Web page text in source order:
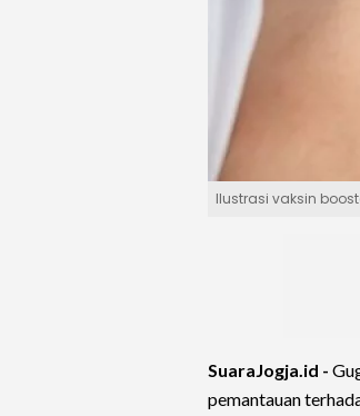
Ilustrasi vaksin
SuaraJogja.id -
pemantauan